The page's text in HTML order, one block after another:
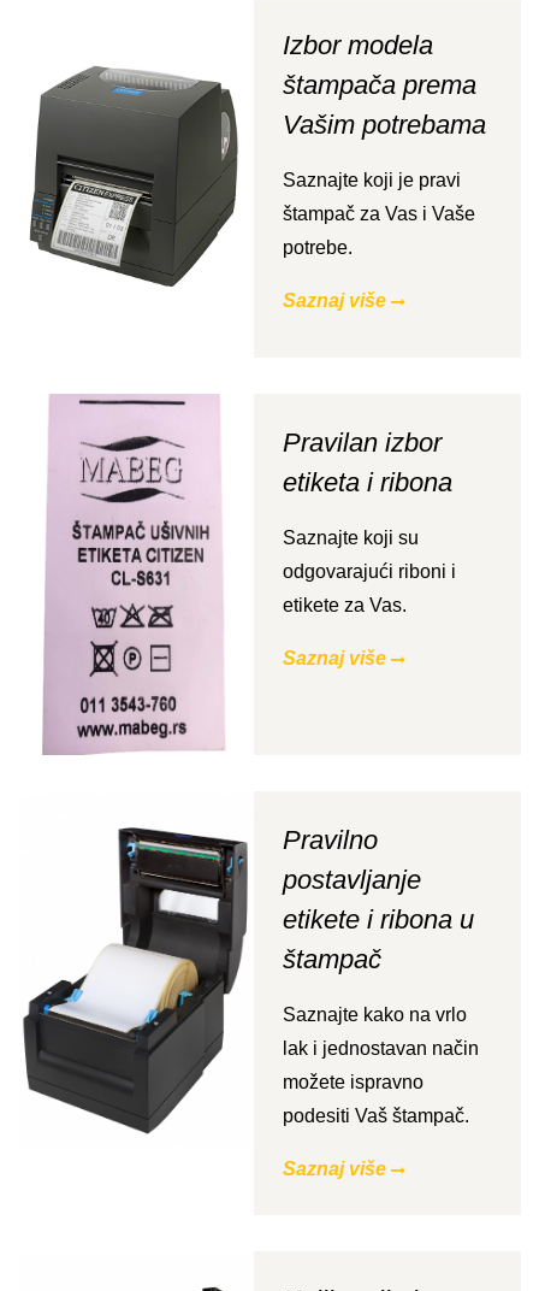
Izbor modela
štampača prema
Vašim potrebama
Saznajte koji je pravi
štampač za Vas i Vaše
potrebe.
Saznaj više
Pravilan izbor
etiketa i ribona
Saznajte koji su
odgovarajući riboni i
etikete za Vas.
Saznaj više
Pravilno
postavljanje
etikete i ribona u
štampač
Saznajte kako na vrlo
lak i jednostavan način
možete ispravno
podesiti Vaš štampač.
Saznaj više